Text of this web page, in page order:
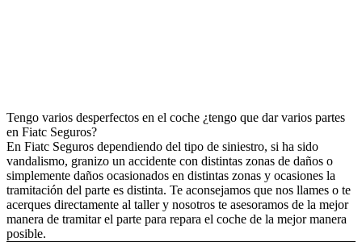
Tengo varios desperfectos en el coche ¿tengo que dar varios partes
en Fiatc Seguros?
En Fiatc Seguros dependiendo del tipo de siniestro, si ha sido
vandalismo, granizo un accidente con distintas zonas de daños o
simplemente daños ocasionados en distintas zonas y ocasiones la
tramitación del parte es distinta. Te aconsejamos que nos llames o te
acerques directamente al taller y nosotros te asesoramos de la mejor
manera de tramitar el parte para repara el coche de la mejor manera
posible.